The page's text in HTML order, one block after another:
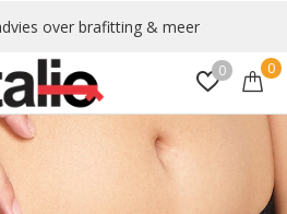
0 0
over brafitting & meer